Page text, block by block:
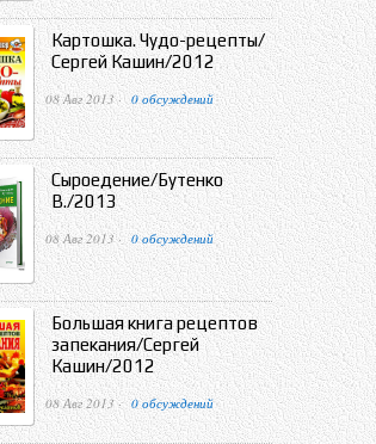
Картошка. Чудо-рецепты/
Сергей Кашин/2012
08 Авг 2013 · 0 обсуждений
Сыроедение/Бутенко
В./2013
08 Авг 2013 · 0 обсуждений
Большая книга рецептов
запекания/Сергей
Кашин/2012
08 Авг 2013 · 0 обсуждений